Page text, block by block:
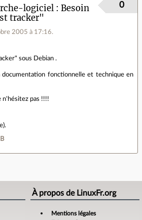
logiciel
Besoin
tracker"
2005 à 17:16.
0
sous Debian .
fonctionnelle et technique en
n'hésitez pas !!!!
).
À propos de LinuxFr.org
Mentions légales